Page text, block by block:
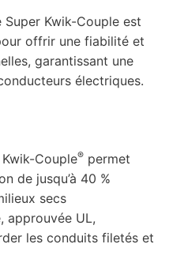
Kwik-Couple est
offrir une fiabilité et
garantissant une
électriques.
Couple® permet
de jusqu’à 40 %
secs
approuvée UL,
les conduits filetés et